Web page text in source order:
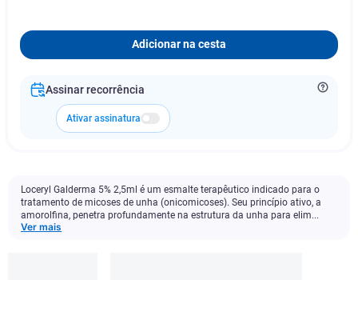
Adicionar na cesta
Assinar recorrência
Ativar assinatura
Loceryl Galderma 5% 2,5ml é um esmalte terapêutico indicado para o
tratamento de micoses de unha (onicomicoses). Seu princípio ativo, a
amorolfina, penetra profundamente na estrutura da unha para elim...
Ver mais